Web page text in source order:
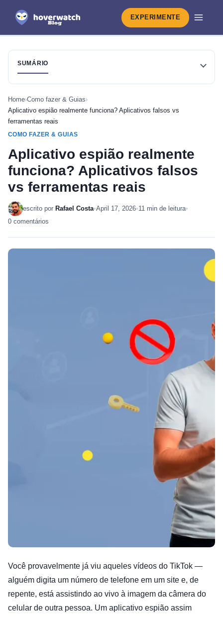
EXPERIMENTE
SUMÁRIO
Home›Como fazer & Guias›
Aplicativo espião realmente funciona? Aplicativos falsos vs
ferramentas reais
COMO FAZER & GUIAS
Aplicativo espião realmente
funciona? Aplicativos falsos
vs ferramentas reais
escrito por Rafael Costa•April 17, 2026•11 min de leitura•
0 comentários
Você provavelmente já viu aqueles vídeos do TikTok —
alguém digita um número de telefone em um site e, de
repente, está assistindo ao vivo à imagem da câmera do
celular de outra pessoa. Um aplicativo espião assim